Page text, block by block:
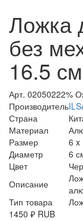
Ложка
без
16.5
Арт. 02050222%
Производитель
Страна
Материал
Размер
6 x
Диаметр
6
Цвет
Описание
Тип товара
1450 ₽ RUB